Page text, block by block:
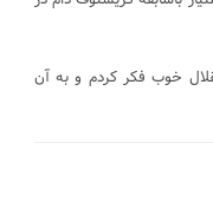
خوب فکر کردم و به آن